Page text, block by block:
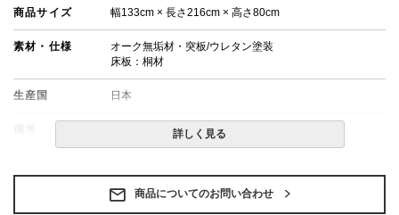
商品サイズ 幅133cm × 長さ216cm × 高さ80cm
素材・仕様
オーク無垢材・突板/ウレタン塗装
床板：桐材
生産国 日本
・組立設置無料！
・この商品は組み立て式です。
・配送日指定OK！
※北海道・沖縄・離島等一部地域へのお届けは別途送料
が発生する場合がございます。また発送予定も変更にな
詳しく見る
商品についてのお問い合わせ